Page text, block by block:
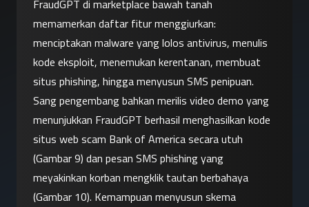
FraudGPT di marketplace bawah tanah
memamerkan daftar fitur menggiurkan:
menciptakan malware yang lolos antivirus, menulis
kode eksploit, menemukan kerentanan, membuat
situs phishing, hingga menyusun SMS penipuan.
Sang pengembang bahkan merilis video demo yang
menunjukkan FraudGPT berhasil menghasilkan kode
situs web scam Bank of America secara utuh
(Gambar 9) dan pesan SMS phishing yang
meyakinkan korban mengklik tautan berbahaya
(Gambar 10). Kemampuan menyusun skema